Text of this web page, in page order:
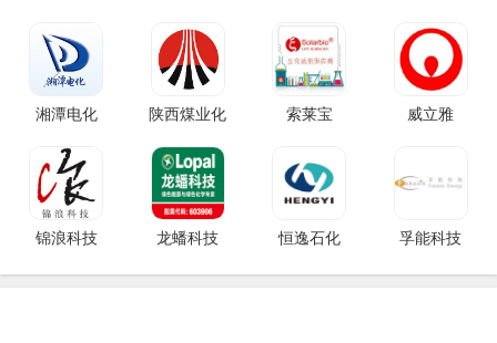
湘潭电化 陕西煤业化 索莱宝 威立雅
锦浪科技 龙蟠科技 恒逸石化 孚能科技